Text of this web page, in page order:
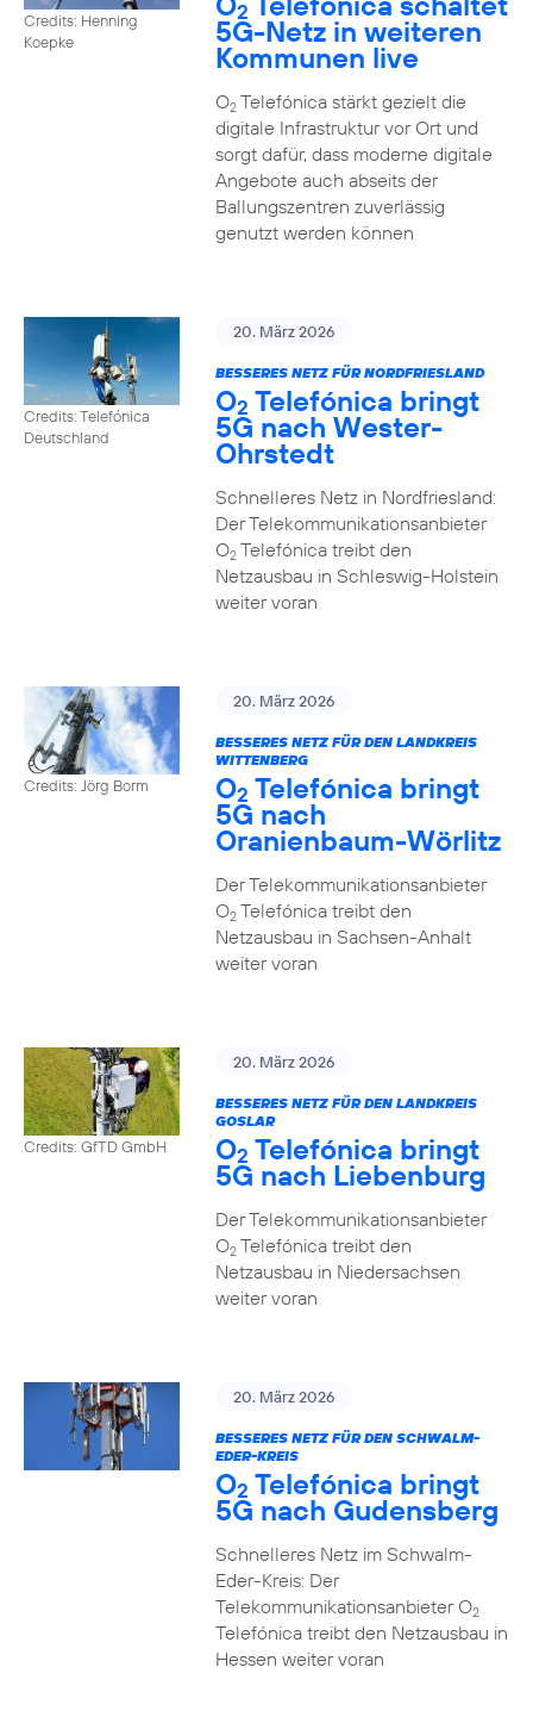
Credits: Henning
Koepke
2
5G-Netz in weiteren
Kommunen live
O2Telefónica stärkt gezielt die
digitale Infrastruktur vor Ort und
sorgt dafür, dass moderne digitale
Angebote auch abseits der
Ballungszentren zuverlässig
genutzt werden können
Credits: Telefónica
Deutschland
20. März 2026
BESSERES NETZ FÜR NORDFRIESLAND
O2 Telefónica bringt
5G nach Wester-
Ohrstedt
Schnelleres Netz in Nordfriesland:
Der Telekommunikationsanbieter
O2Telefónica treibt den
Netzausbau in Schleswig-Holstein
weiter voran
Credits: Jörg Borm
20. März 2026
BESSERES NETZ FÜR DEN LANDKREIS
WITTENBERG
O2 Telefónica bringt
5G nach
Oranienbaum-Wörlitz
Der Telekommunikationsanbieter
O2Telefónica treibt den
Netzausbau in Sachsen-Anhalt
weiter voran
Credits: GfTD GmbH
20. März 2026
BESSERES NETZ FÜR DEN LANDKREIS
GOSLAR
O2 Telefónica bringt
5G nach Liebenburg
Der Telekommunikationsanbieter
O2Telefónica treibt den
Netzausbau in Niedersachsen
weiter voran
20. März 2026
BESSERES NETZ FÜR DEN SCHWALM-
EDER-KREIS
O2 Telefónica bringt
5G nach Gudensberg
Schnelleres Netz im Schwalm-
Eder-Kreis: Der
Telekommunikationsanbieter O2
Telefónica treibt den Netzausbau in
Hessen weiter voran